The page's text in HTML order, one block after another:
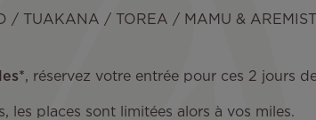
/ TUAKANA / TOREA / MAMU &
, réservez votre entrée pour ces 2 jours
les places sont limitées alors à vos miles.